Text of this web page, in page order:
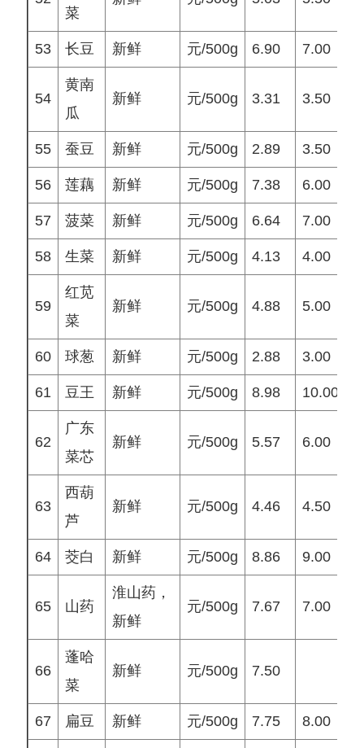
菜
53 长豆 新鲜 元/500g 6.90 7.00
54
黄南
瓜
新鲜 元/500g 3.31 3.50
55 蚕豆 新鲜 元/500g 2.89 3.50
56 莲藕 新鲜 元/500g 7.38 6.00
57 菠菜 新鲜 元/500g 6.64 7.00
58 生菜 新鲜 元/500g 4.13 4.00
59
红苋
菜
新鲜 元/500g 4.88 5.00
60 球葱 新鲜 元/500g 2.88 3.00
61 豆王 新鲜 元/500g 8.98 10.00
62
广东
菜芯
新鲜 元/500g 5.57 6.00
63
西葫
芦
新鲜 元/500g 4.46 4.50
64 茭白 新鲜 元/500g 8.86 9.00
65 山药
淮山药，
新鲜
元/500g 7.67 7.00
66
蓬哈
菜
新鲜 元/500g 7.50
67 扁豆 新鲜 元/500g 7.75 8.00